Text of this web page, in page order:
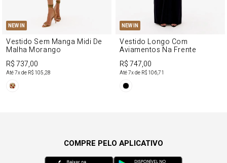
NEW IN
Vestido Sem Manga Midi De
Malha Morango
R$ 737,00
Até7x de R$ 105,28
NEW IN
Vestido Longo Com
Aviamentos Na Frente
R$ 747,00
Até7x de R$ 106,71
COMPRE PELO APLICATIVO